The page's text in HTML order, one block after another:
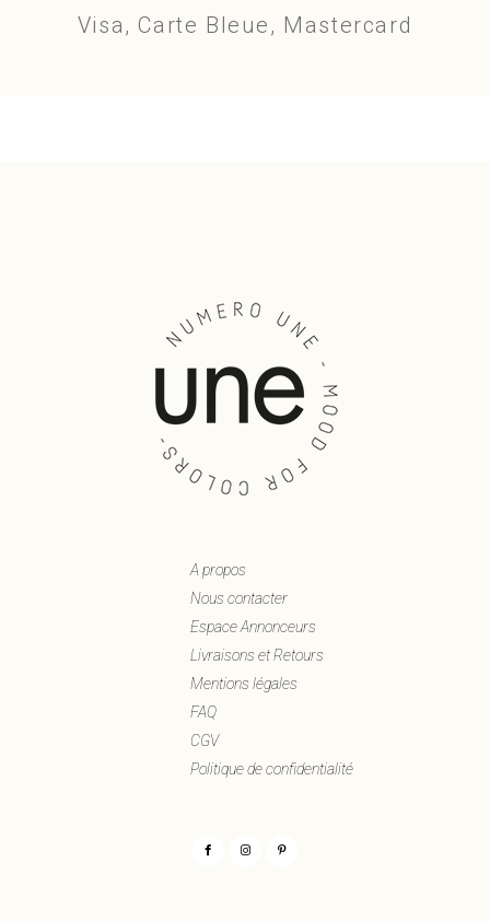
Visa, Carte Bleue, Mastercard
A propos
Nous contacter
Espace Annonceurs
Livraisons et Retours
Mentions légales
FAQ
CGV
Politique de confidentialité